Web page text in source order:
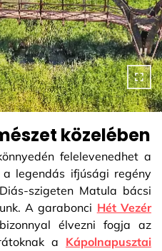
közelében
felelevenedhet a
legendás ifjúsági regény
szigeten Matula bácsi
A garabonci Hét Vezér
élvezni fogja az
a Kápolnapusztai